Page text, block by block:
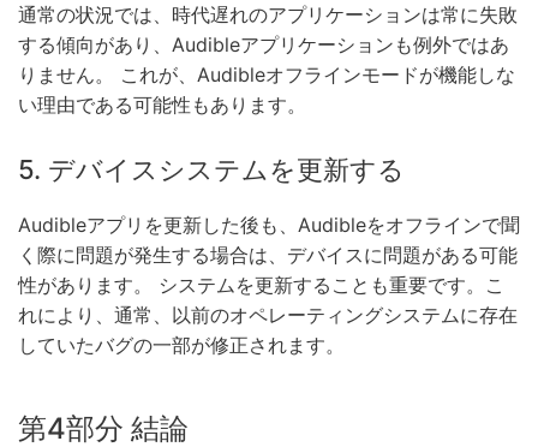
通常の状況では、時代遅れのアプリケーションは常に失敗
する傾向があり、Audibleアプリケーションも例外ではあ
りません。 これが、Audibleオフラインモードが機能しな
い理由である可能性もあります。
5. デバイスシステムを更新する
Audibleアプリを更新した後も、Audibleをオフラインで聞
く際に問題が発生する場合は、デバイスに問題がある可能
性があります。 システムを更新することも重要です。こ
れにより、通常、以前のオペレーティングシステムに存在
していたバグの一部が修正されます。
第4部分 結論